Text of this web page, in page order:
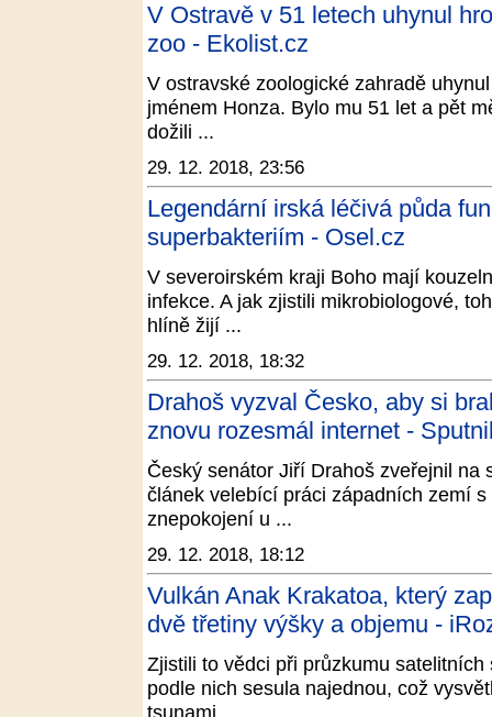
V Ostravě v 51 letech uhynul
zoo - Ekolist.cz
V ostravské zoologické zahradě
jménem Honza. Bylo mu 51 let a pět
dožili ...
29. 12. 2018, 23:56
Legendární irská léčivá půda
superbakteriím - Osel.cz
V severoirském kraji Boho mají
infekce. A jak zjistili mikrobiologové,
hlíně žijí ...
29. 12. 2018, 18:32
Drahoš vyzval Česko, aby si
znovu rozesmál internet -
Český senátor Jiří Drahoš zveřejnil na
článek velebící práci západních zemí
znepokojení u ...
29. 12. 2018, 18:12
Vulkán Anak Krakatoa, který
dvě třetiny výšky a objemu -
Zjistili to vědci při průzkumu
podle nich sesula najednou, což
tsunami.